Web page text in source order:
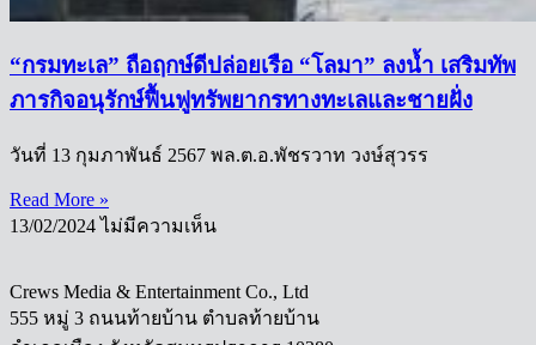
“กรมทะเล” ถือฤกษ์ดีปล่อยเรือ “โลมา” ลงน้ำ เสริมทัพ
ภารกิจอนุรักษ์ฟื้นฟูทรัพยากรทางทะเลและชายฝั่ง
วันที่ 13 กุมภาพันธ์ 2567 พล.ต.อ.พัชรวาท วงษ์สุวรร
Read More »
13/02/2024ไม่มีความเห็น
Crews Media & Entertainment Co., Ltd
555 หมู่ 3 ถนนท้ายบ้าน ตำบลท้ายบ้าน